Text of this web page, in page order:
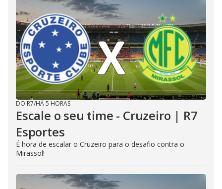
DO R7/HÁ 5 HORAS
Escale o seu time - Cruzeiro | R7
Esportes
É hora de escalar o Cruzeiro para o desafio contra o
Mirassol!